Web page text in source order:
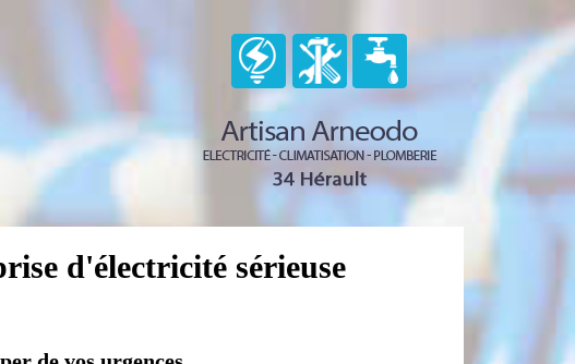
d'électricité sérieuse